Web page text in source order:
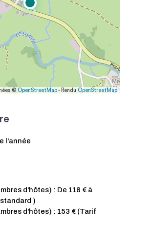
© OpenStreetMap- Rendu OpenStreetMap
l'année
d'hôtes) : De 118 € à
)
d'hôtes) : 153 € (Tarif